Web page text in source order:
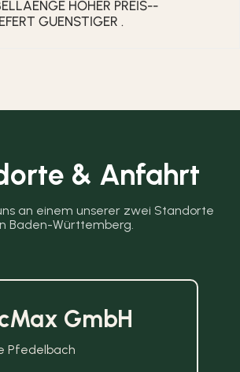
HOHER PREIS--
GUENSTIGER .
& Anfahrt
an einem unserer zwei Standorte
Baden-Württemberg.
GmbH
Pfedelbach